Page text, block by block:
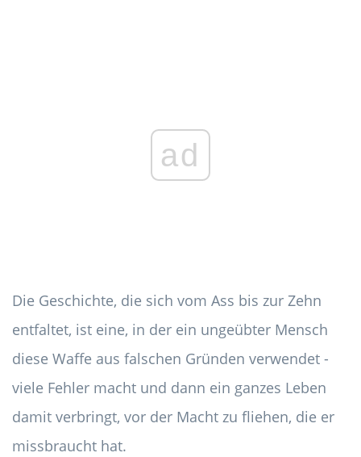
ad
Die Geschichte, die sich vom Ass bis zur Zehn
entfaltet, ist eine, in der ein ungeübter Mensch
diese Waffe aus falschen Gründen verwendet -
viele Fehler macht und dann ein ganzes Leben
damit verbringt, vor der Macht zu fliehen, die er
missbraucht hat.